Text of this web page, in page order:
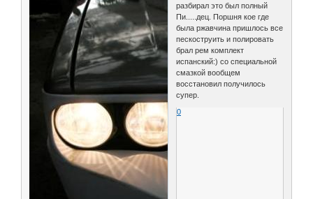
разбирал это был полный
Пи.....дец. Поршня кое где
была ржавчина пришлось все
пескоструить и полировать
брал рем комплект
испанский:) со специальной
смазкой вообщем
восстановил получилось
супер.
0